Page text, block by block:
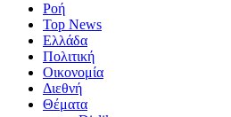
Ροή
Top News
Ελλάδα
Πολιτική
Οικονομία
Διεθνή
Θέματα